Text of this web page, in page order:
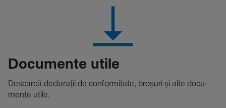
Docu­mente utile
Descarcă decla­rații de conformitate, broșuri și alte docu­
mente utile.